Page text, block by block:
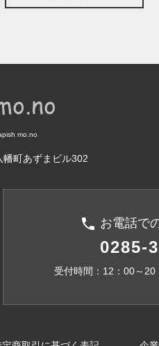
mo.no
町あずまビル302
phone お電話で
0285-
受付時間：12：00～20